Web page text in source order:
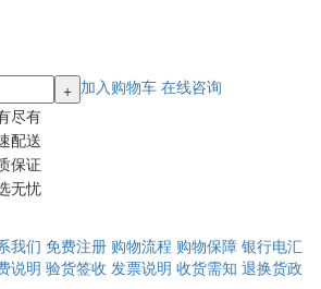
+ 加入购物车 在线咨询
尽有
配送
保证
无忧
我们 免费注册 购物流程 购物保障 银行电汇
说明 验货签收 发票说明 收货需知 退换货政